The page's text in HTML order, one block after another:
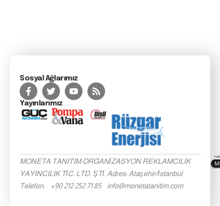
Sosyal Ağlarımız
Yayınlarımız
MONETA TANITIM ORGANİZASYON REKLAMCILIK
YAYINCILIK TİC. LTD. ŞTİ. Adres: Ataşehir/İstanbul
Telefon: +90 212 252 71 85 info@monetatanitim.com